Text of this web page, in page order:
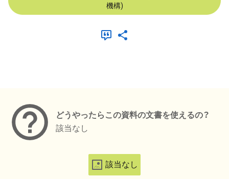
機構)
どうやったらこの資料の文書を使えるの？
該当なし
該当なし